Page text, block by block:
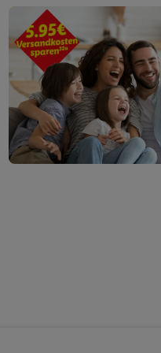
Sofern Sie hier Ihre
Plus-Konto einloggen,
Verantwortlichkeit mit
zu erstellen (die
können, um Sie in
Hierzu wird von uns
Adresse in
Zudem erlauben Sie
den Lidl-Diensten